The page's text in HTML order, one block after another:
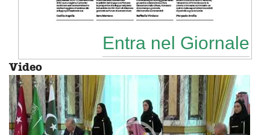
Entra nel Giornale
Video